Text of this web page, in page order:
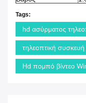
Tags:
hd ασύρματος
τηλεοπτική
Hd πομπό βίντεο